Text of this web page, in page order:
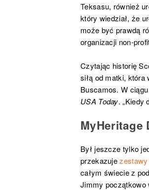
Teksasu, również
który wiedział, że
może być prawdą
organizacji non-
Czytając historię
siłą od matki, która
Buscamos. W
USA Today. „Kiedy
MyHeritage
Był jeszcze tylko
przekazuje
całym świecie z
Jimmy początkowo